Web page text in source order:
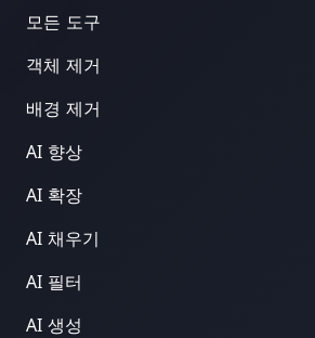
모든 도구
객체 제거
배경 제거
AI 향상
AI 확장
AI 채우기
AI 필터
AI 생성